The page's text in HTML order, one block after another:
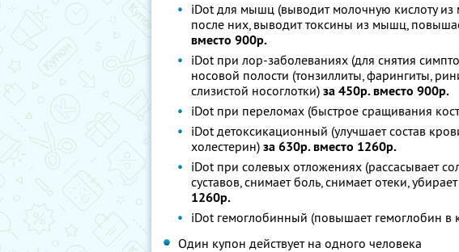
iDot для мышц (выводит молочную кислоту
после них, выводит токсины из мышц,
вместо 900р.
iDot при лор-заболеваниях (для снятия
носовой полости (тонзиллиты, фарингиты,
слизистой носоглотки) за 450р. вместо 900р.
iDot при переломах (быстрое сращивания
iDot детоксикационный (улучшает состав
холестерин) за 630р. вместо 1260р.
iDot при солевых отложениях (рассасывает
суставов, снимает боль, снимает отеки,
1260р.
iDot гемоглобинный (повышает гемоглобин в
Один купон действует на одного человека